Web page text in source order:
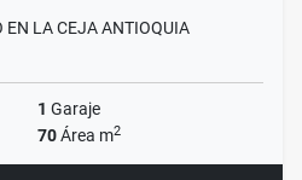
EN LA CEJA ANTIOQUIA
1 Garaje
70Área m2